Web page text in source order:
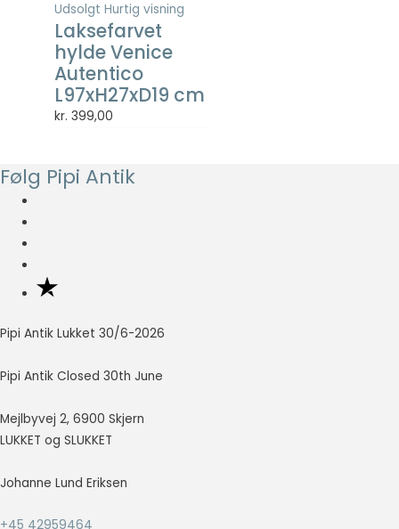
Udsolgt Hurtig visning
Laksefarvet
hylde Venice
Autentico
L97xH27xD19 cm
kr. 399,00
Følg Pipi Antik
Pipi Antik Lukket 30/6-2026
Pipi Antik Closed 30th June
Mejlbyvej 2, 6900 Skjern
LUKKET og SLUKKET
Johanne Lund Eriksen
+45 42959464
anonymt.
Oplevelse
For at vores
hjemmeside
skal fungere
dit besøg.
funktionalitet
fra
Marketing
cookies
bruges til at
spore
på tværs af
Hensigten er